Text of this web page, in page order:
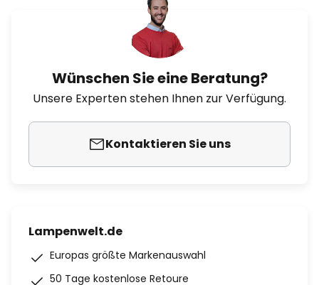
Wünschen Sie eine Beratung?
Unsere Experten stehen Ihnen zur Verfügung.
Kontaktieren Sie uns
Lampenwelt.de
Europas größte Markenauswahl
50 Tage kostenlose Retoure